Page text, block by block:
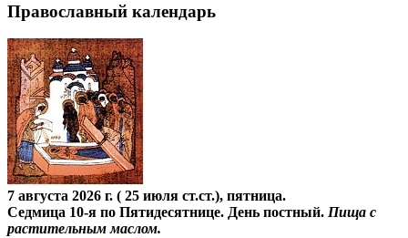
Православный календарь
7 августа 2026 г. ( 25 июля ст.ст.), пятница.
Седмица 10-я по Пятидесятнице. День постный. Пища с
растительным маслом.